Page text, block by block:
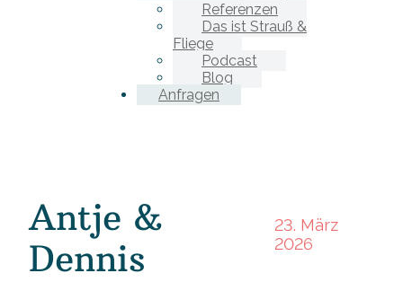
Referenzen
Das ist Strauß &
Fliege
Podcast
Blog
Anfragen
Antje &
Dennis
23. März
2026